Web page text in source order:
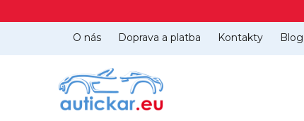
na
O nás Doprava a platba Kontakty Blog